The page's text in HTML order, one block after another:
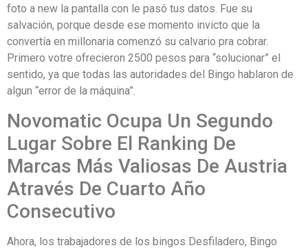
foto a new la pantalla con le pasó tus datos. Fue su
salvación, porque desde ese momento invicto que la
convertía en millonaria comenzó su calvario pra cobrar.
Primero votre ofrecieron 2500 pesos para “solucionar” el
sentido, ya que todas las autoridades del Bingo hablaron de
algun “error de la máquina”.
Novomatic Ocupa Un Segundo
Lugar Sobre El Ranking De
Marcas Más Valiosas De Austria
Através De Cuarto Año
Consecutivo
Ahora, los trabajadores de los bingos Desfiladero, Bingo